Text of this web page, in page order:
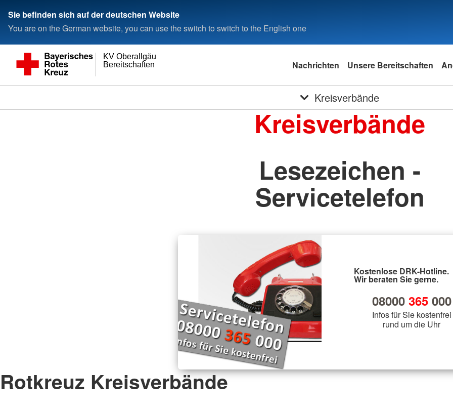
Sie befinden sich auf der deutschen Website
You are on the German website, you can use the switch to switch to the English one
Bereitschaften
KV Oberallgäu
Nachrichten Unsere Bereitschaften
Kreisverbände
Kreisverbände
Lesezeichen -
Servicetelefon
Kostenlose DRK-Hotline.
Wir beraten Sie gerne.
08000 365000
Infos für Sie kostenfrei
rund um die Uhr
Rotkreuz Kreisverbände